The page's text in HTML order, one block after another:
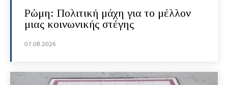
Ρώμη: Πολιτική μάχη για το μέλλον
μιας κοινωνικής στέγης
07.08.2026